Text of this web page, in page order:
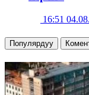
16:51
Популярдуу